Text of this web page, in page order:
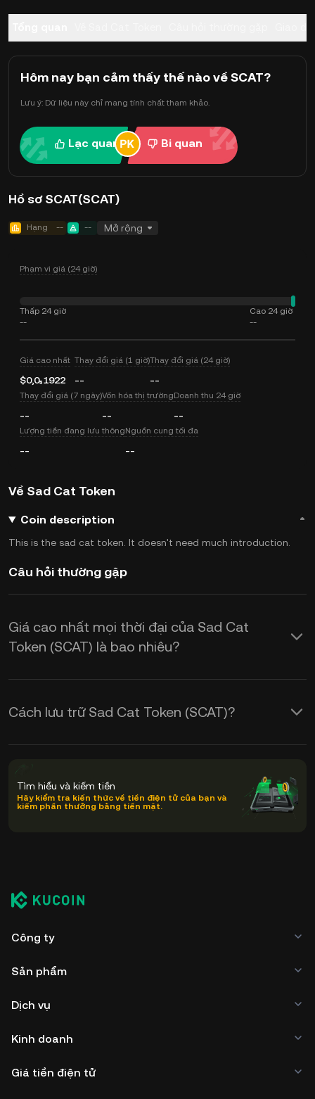
Hôm nay bạn cảm thấy thế nào về SCAT?
Lưu ý: Dữ liệu này chỉ mang tính chất tham khảo.
Lạc quan Bi quan
Hồ sơ SCAT(SCAT)
Hạng -- -- Mở rộng
Phạm vi giá (24 giờ)
Thấp 24 giờ
--
Cao 24 giờ
--
Giá cao nhất
$0,0₅1922
Thay đổi giá (1 giờ)
--
Thay đổi giá (24 giờ)
--
Thay đổi giá (7 ngày)
--
Vốn hóa thị trường
--
Doanh thu 24 giờ
--
Lượng tiền đang lưu thông
--
Nguồn cung tối đa
--
Về Sad Cat Token
Coin description
This is the sad cat token. It doesn't need much introduction.
Câu hỏi thường gặp
Giá cao nhất mọi thời đại của Sad Cat
Token (SCAT) là bao nhiêu?
Cách lưu trữ Sad Cat Token (SCAT)?
Tìm hiểu và kiếm tiền
Hãy kiểm tra kiến thức về tiền điện tử của bạn và
kiếm phần thưởng bằng tiền mặt.
Công ty
Sản phẩm
Dịch vụ
Kinh doanh
Giá tiền điện tử